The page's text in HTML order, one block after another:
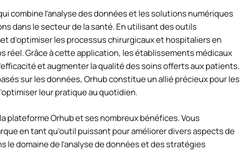
combine l’analyse des données et les solutions numériques
dans le secteur de la santé. En utilisant des outils
d’optimiser les processus chirurgicaux et hospitaliers en
réel. Grâce à cette application, les établissements médicaux
et augmenter la qualité des soins offerts aux patients.
sur les données, Orhub constitue un allié précieux pour les
leur pratique au quotidien.
plateforme Orhub et ses nombreux bénéfices. Vous
en tant qu’outil puissant pour améliorer divers aspects de
domaine de l’analyse de données et des stratégies